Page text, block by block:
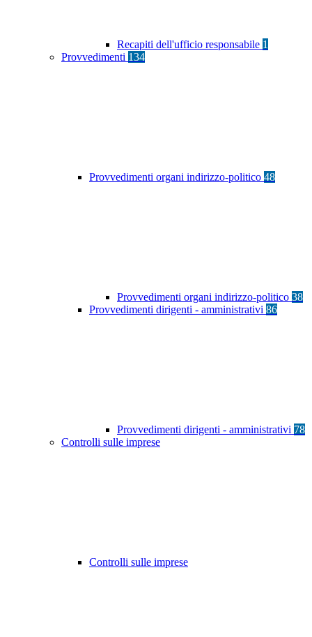
Recapiti dell'ufficio responsabile 1
Provvedimenti 134
Provvedimenti organi indirizzo-politico 48
Provvedimenti organi indirizzo-politico 38
Provvedimenti dirigenti - amministrativi 86
Provvedimenti dirigenti - amministrativi 78
Controlli sulle imprese
Controlli sulle imprese